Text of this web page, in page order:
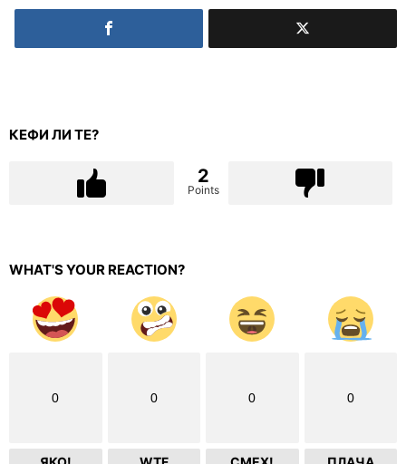
КЕФИ ЛИ ТЕ?
2
Points
WHAT'S YOUR REACTION?
0 0 0 0